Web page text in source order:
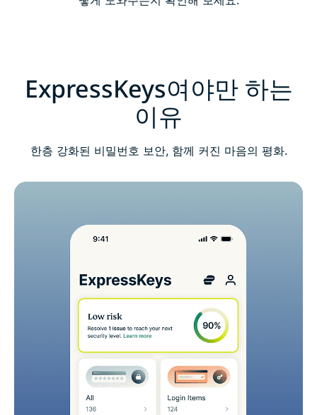
ExpressKeys 관련 FAQ
신규 사용자이신 경우, 위험 부담 없이 ExpressKeys
ExpressKeys여야만 하는
이유
한층 강화된 비밀번호 보안, 함께 커진 마음의 평화.